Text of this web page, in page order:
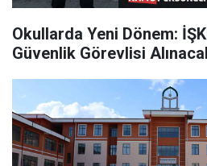
Okullarda Yeni Dönem:
Güvenlik Görevlisi